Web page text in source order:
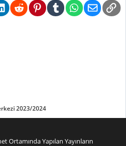
LinkedInRedditPinterestTumblrWhatsApp
E-posta
2023/2024
Ortamında Yapılan Yayınların